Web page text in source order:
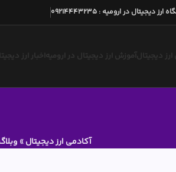
ارز دیجیتال در ارومیه :
09214443235
دیجیتالآموزش ارز دیجیتال در ارومیه اخبار ارز
آکادمی ارز دیجیتال»